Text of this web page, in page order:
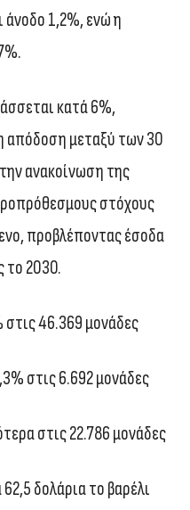
άνοδο 1,2%, ενώ η
κατά 6%,
απόδοση μεταξύ των 30
ανακοίνωση της
στόχους
προβλέποντας έσοδα
το 2030.
στις 46.369 μονάδες
στις 6.692 μονάδες
στις 22.786 μονάδες
δολάρια το βαρέλι